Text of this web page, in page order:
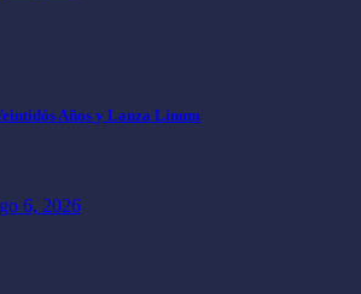
Años y Lanza Linum
6, 2026